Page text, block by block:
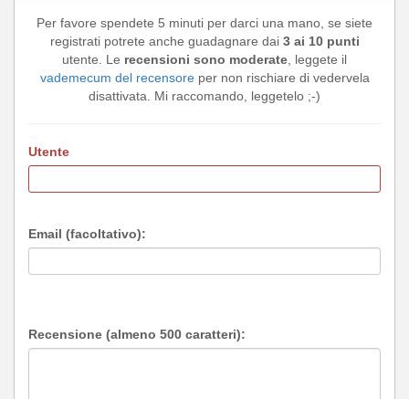
Per favore spendete 5 minuti per darci una mano, se siete
registrati potrete anche guadagnare dai 3 ai 10 punti
utente. Le recensioni sono moderate, leggete il
vademecum del recensoreper non rischiare di vedervela
disattivata. Mi raccomando, leggetelo ;-)
Utente
Email (facoltativo):
Recensione (almeno 500 caratteri):